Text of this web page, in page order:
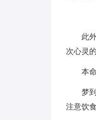
此
次心灵
本
梦
注意饮